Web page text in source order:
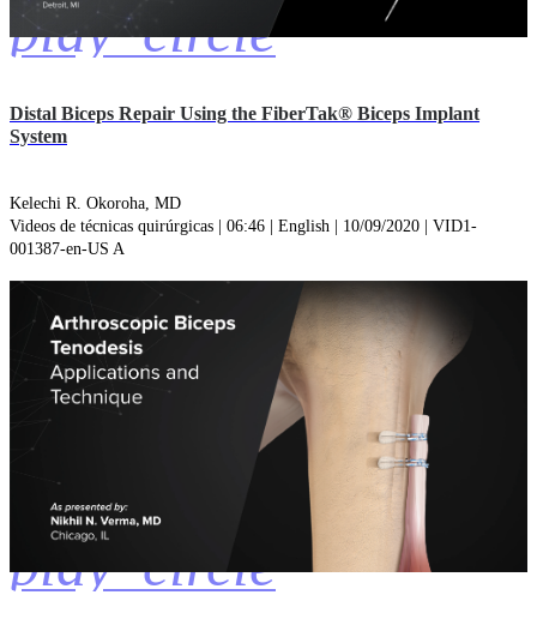
play_circle
Distal Biceps Repair Using the FiberTak® Biceps Implant
System
Kelechi R. Okoroha, MD
Videos de técnicas quirúrgicas | 06:46 | English | 10/09/2020 | VID1-
001387-en-US A
play_circle